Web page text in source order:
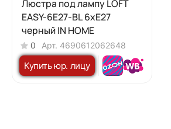
Люстра под лампу LOFT
EASY-6E27-BL 6хЕ27
черный IN HOME
0 Арт. 4690612062648
Купить юр. лицу